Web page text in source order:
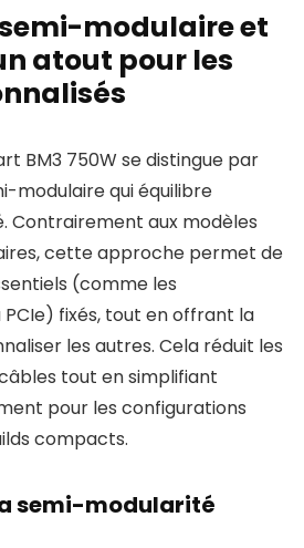
modulaire et
atout pour les
BM3 750W se distingue par
modulaire qui équilibre
Contrairement aux modèles
cette approche permet de
(comme les
fixés, tout en offrant la
les autres. Cela réduit les
tout en simplifiant
pour les configurations
compacts.
semi-modularité